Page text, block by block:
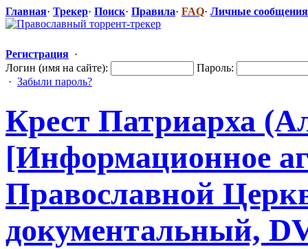
Главная· Трекер· Поиск· Правила· FAQ· Личные сообщения
Регистрация ·
Логин (имя на сайте):
Пароль:
· Забыли пароль?
Крест Патриарха
[Информационн​ое
Православной
документальн​ый,